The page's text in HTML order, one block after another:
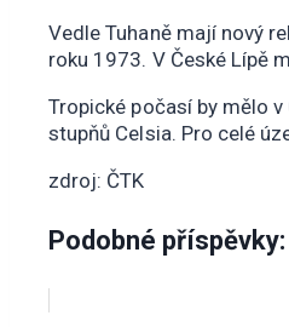
Vedle Tuhaně mají nový
roku 1973. V České Lípě
Tropické počasí by mělo
stupňů Celsia. Pro celé
zdroj: ČTK
Podobné příspěvky: